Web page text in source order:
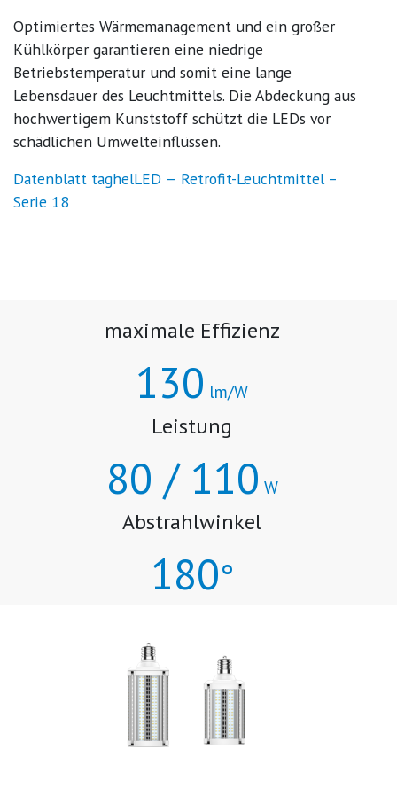
Optimiertes Wärmemanagement und ein großer
Kühlkörper garantieren eine niedrige
Betriebstemperatur und somit eine lange
Lebensdauer des Leuchtmittels. Die Abdeckung aus
hochwertigem Kunststoff schützt die LEDs vor
schädlichen Umwelteinflüssen.
Datenblatt taghelLED — Retrofit-Leuchtmittel –
Serie 18
maximale Effizienz
130lm/W
Leistung
80 / 110W
Abstrahlwinkel
180°